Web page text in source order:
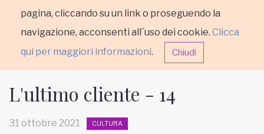
pagina, cliccando su un link o proseguendo la
navigazione, acconsenti all´uso dei cookie. Clicca
qui per maggiori informazioni. Chiudi
L'ultimo cliente - 14
31 ottobre 2021 CULTURA